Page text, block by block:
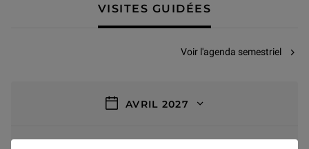
VISITES GUIDÉES
Voir l'agenda semestriel
AVRIL 2027